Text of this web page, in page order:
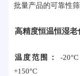
批量产品的可靠性
高精度恒温恒湿
温度范围：
-
+150°C